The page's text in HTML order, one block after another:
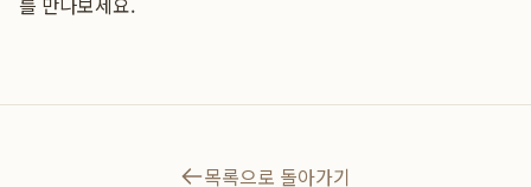
목록으로 돌아가기